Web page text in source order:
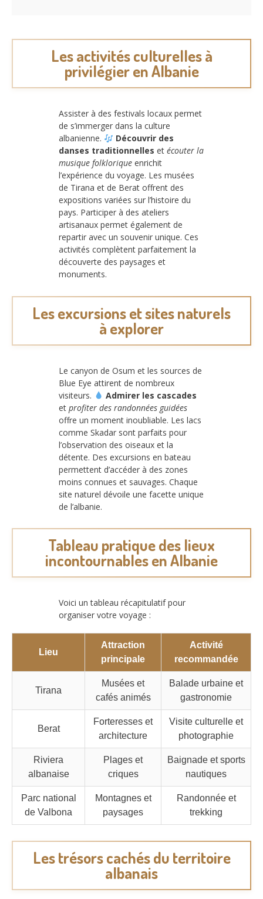
Les activités culturelles à
privilégier en Albanie
Assister à des festivals locaux permet
de s’immerger dans la culture
albanienne.
Découvrir des
danses traditionnelles et écouter la
musique folklorique enrichit
l’expérience du voyage. Les musées
de Tirana et de Berat offrent des
expositions variées sur l’histoire du
pays. Participer à des ateliers
artisanaux permet également de
repartir avec un souvenir unique. Ces
activités complètent parfaitement la
découverte des paysages et
monuments.
Les excursions et sites naturels
à explorer
Le canyon de Osum et les sources de
Blue Eye attirent de nombreux
visiteurs.
Admirer les cascades
et profiter des randonnées guidées
offre un moment inoubliable. Les lacs
comme Skadar sont parfaits pour
l’observation des oiseaux et la
détente. Des excursions en bateau
permettent d’accéder à des zones
moins connues et sauvages. Chaque
site naturel dévoile une facette unique
de l’albanie.
Tableau pratique des lieux
incontournables en Albanie
Voici un tableau récapitulatif pour
organiser votre voyage :
Lieu
Attraction
principale
Activité
recommandée
Tirana
Musées et
cafés animés
Balade urbaine et
gastronomie
Berat
Forteresses et
architecture
Visite culturelle et
photographie
Riviera
albanaise
Plages et
criques
Baignade et sports
nautiques
Parc national
de Valbona
Montagnes et
paysages
Randonnée et
trekking
Les trésors cachés du territoire
albanais